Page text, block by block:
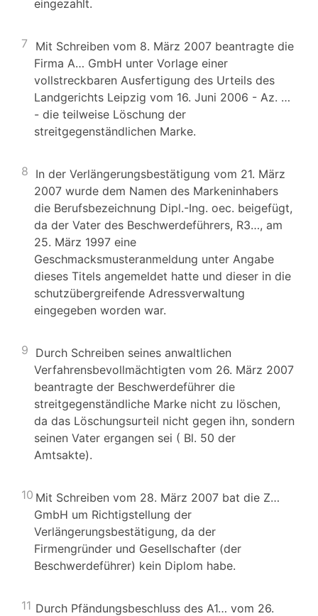
eingezahlt.
7
Mit Schreiben vom 8. März 2007 beantragte die
Firma A… GmbH unter Vorlage einer
vollstreckbaren Ausfertigung des Urteils des
Landgerichts Leipzig vom 16. Juni 2006 - Az. …
- die teilweise Löschung der
streitgegenständlichen Marke.
8 In der Verlängerungsbestätigung vom 21. März
2007 wurde dem Namen des Markeninhabers
die Berufsbezeichnung Dipl.-Ing. oec. beigefügt,
da der Vater des Beschwerdeführers, R3…, am
25. März 1997 eine
Geschmacksmusteranmeldung unter Angabe
dieses Titels angemeldet hatte und dieser in die
schutzübergreifende Adressverwaltung
eingegeben worden war.
9 Durch Schreiben seines anwaltlichen
Verfahrensbevollmächtigten vom 26. März 2007
beantragte der Beschwerdeführer die
streitgegenständliche Marke nicht zu löschen,
da das Löschungsurteil nicht gegen ihn, sondern
seinen Vater ergangen sei ( Bl. 50 der
Amtsakte).
10 Mit Schreiben vom 28. März 2007 bat die Z…
GmbH um Richtigstellung der
Verlängerungsbestätigung, da der
Firmengründer und Gesellschafter (der
Beschwerdeführer) kein Diplom habe.
11 Durch Pfändungsbeschluss des A1… vom 26.